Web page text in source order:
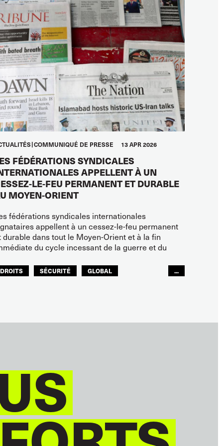
COMMUNIQUÉ DE PRESSE 13 APR 2026
FÉDÉRATIONS SYNDICALES
APPELLENT À UN
LE-FEU PERMANENT ET DURABLE
MOYEN-ORIENT
fédérations syndicales internationales
appellent à un cessez-le-feu permanent
durable dans tout le Moyen-Orient et à la fin
du cycle incessant de la guerre et du
DROITS SÉCURITÉ
GLOBAL
...